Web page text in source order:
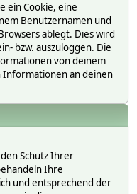
ein Cookie, eine
Benutzernamen und
ablegt. Dies wird
bzw. auszuloggen. Die
von deinem
Informationen an deinen
Schutz Ihrer
Ihre
und entsprechend der